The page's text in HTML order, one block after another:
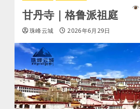
甘丹寺｜格鲁派祖庭
珠峰云城 2026年6月29日